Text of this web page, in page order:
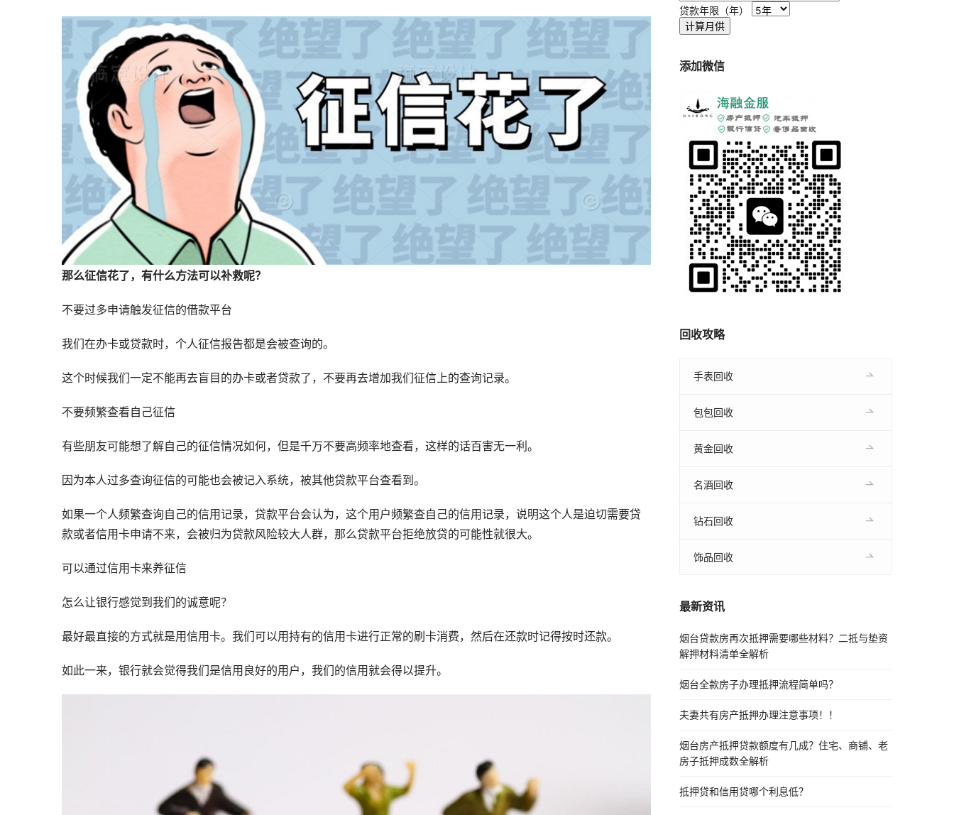
那么征信花了，有什么方法可以补救呢？
不要过多申请触发征信的借款平台
我们在办卡或贷款时，个人征信报告都是会被查询的。
这个时候我们一定不能再去盲目的办卡或者贷款了，不要再去增加我们征信上的查询记录。
不要频繁查看自己征信
有些朋友可能想了解自己的征信情况如何，但是千万不要高频率地查看，这样的话百害无一利。
因为本人过多查询征信的可能也会被记入系统，被其他贷款平台查看到。
如果一个人频繁查询自己的信用记录，贷款平台会认为，这个用户频繁查自己的信用记录，说明这个人是迫切需要贷
款或者信用卡申请不来，会被归为贷款风险较大人群，那么贷款平台拒绝放贷的可能性就很大。
可以通过信用卡来养征信
怎么让银行感觉到我们的诚意呢？
最好最直接的方式就是用信用卡。我们可以用持有的信用卡进行正常的刷卡消费，然后在还款时记得按时还款。
如此一来，银行就会觉得我们是信用良好的用户，我们的信用就会得以提升。
贷款年限（年）
计算月供
添加微信
回收攻略
手表回收
包包回收
黄金回收
名酒回收
钻石回收
饰品回收
最新资讯
烟台贷款房再次抵押需要哪些材料？二抵与垫资
解押材料清单全解析
烟台全款房子办理抵押流程简单吗？
夫妻共有房产抵押办理注意事项！！
烟台房产抵押贷款额度有几成？住宅、商铺、老
房子抵押成数全解析
抵押贷和信用贷哪个利息低？